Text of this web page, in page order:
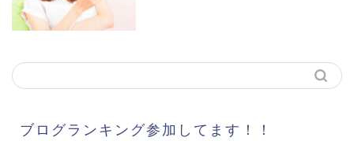
ブログランキング参加してます！！